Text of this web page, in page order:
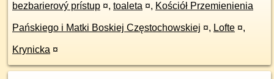
bezbarierový prístup ¤, toaleta ¤, Kościół Przemienienia
Pańskiego i Matki Boskiej Częstochowskiej ¤, Lofte ¤,
Krynicka ¤